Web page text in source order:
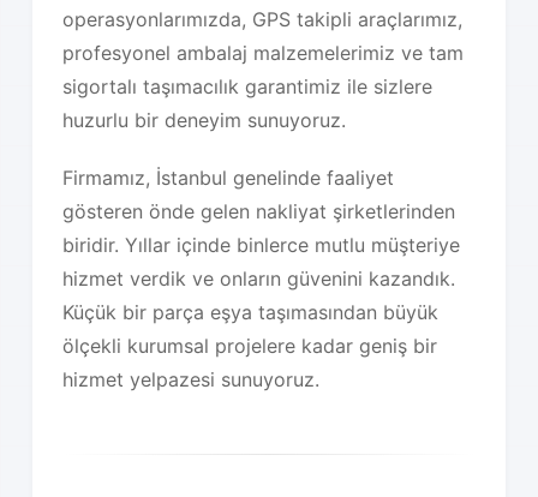
operasyonlarımızda, GPS takipli araçlarımız,
profesyonel ambalaj malzemelerimiz ve tam
sigortalı taşımacılık garantimiz ile sizlere
huzurlu bir deneyim sunuyoruz.
Firmamız, İstanbul genelinde faaliyet
gösteren önde gelen nakliyat şirketlerinden
biridir. Yıllar içinde binlerce mutlu müşteriye
hizmet verdik ve onların güvenini kazandık.
Küçük bir parça eşya taşımasından büyük
ölçekli kurumsal projelere kadar geniş bir
hizmet yelpazesi sunuyoruz.